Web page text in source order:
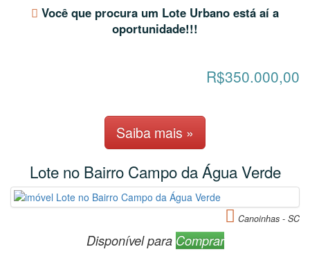
Você que procura um Lote Urbano está aí a
oportunidade!!!
R$350.000,00
Saiba mais »
Lote no Bairro Campo da Água Verde
Canoinhas - SC
Disponível para Comprar